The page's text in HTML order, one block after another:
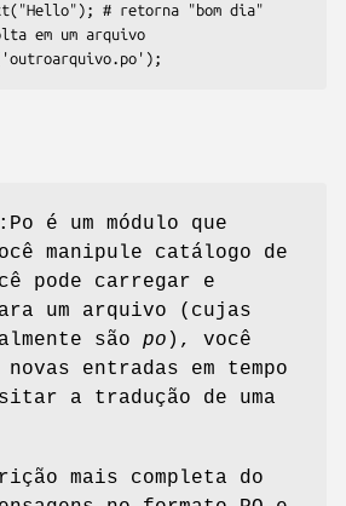
é um módulo que
manipule catálogo de
pode carregar e
um arquivo (cujas
são po ), você
entradas em tempo
a tradução de uma
mais completa do